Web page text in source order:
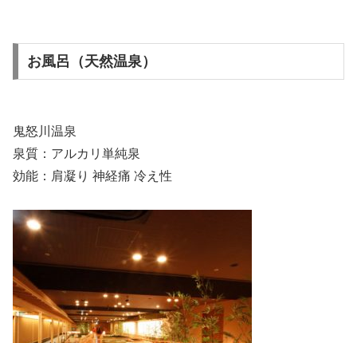
お風呂（天然温泉）
鬼怒川温泉
泉質：アルカリ単純泉
効能：肩凝り 神経痛 冷え性